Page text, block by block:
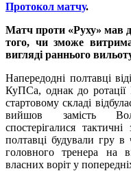
Протокол матчу.
Матч проти «Руху» мав
того, чи зможе
вигляді раннього
Напередодні полтавці
КуПСа, однак до
стартовому складі
вийшов замість
спостерігалися
полтавці будували гру
головного тренера на
власних воріт у